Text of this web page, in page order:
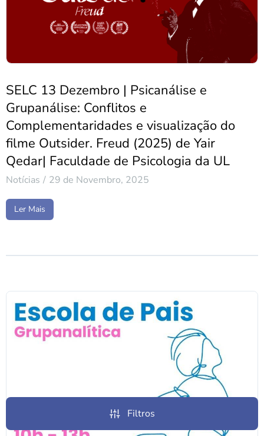
SELC 13 Dezembro | Psicanálise e
Grupanálise: Conflitos e
Complementaridades e visualização do
filme Outsider. Freud (2025) de Yair
Qedar| Faculdade de Psicologia da UL
Notícias 29 de Novembro, 2025
Ler Mais
Filtros